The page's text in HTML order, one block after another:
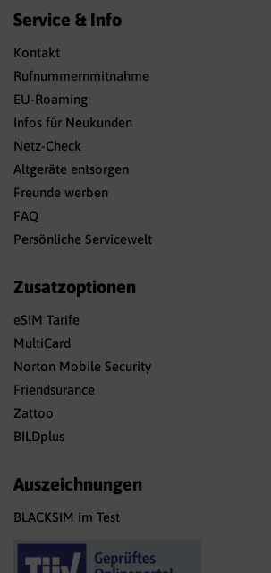
Service & Info
Kontakt
Rufnummernmitnahme
EU-Roaming
Infos für Neukunden
Netz-Check
Altgeräte entsorgen
Freunde werben
FAQ
Persönliche Servicewelt
Zusatzoptionen
eSIM Tarife
MultiCard
Norton Mobile Security
Friendsurance
Zattoo
BILDplus
Auszeichnungen
BLACKSIM im Test